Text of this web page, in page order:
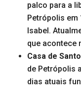
palco para a
Petrópolis em
Isabel.
que acontece
Casa de
de Petrópolis
dias atuais